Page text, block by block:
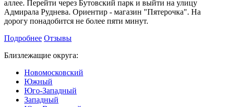
аллее. Перейти через Бутовский парк и выйти на улицу
Адмирала Руднева. Ориентир - магазин "Пятерочка". На
дорогу понадобится не более пяти минут.
Подробнее Отзывы
Близлежащие округа:
Новомосковский
Южный
Юго-Западный
Западный